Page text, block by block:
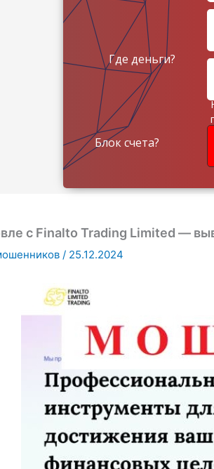
Где деньги?
Блок счета?
с Finalto Trading Limited —
/ 25.12.2024